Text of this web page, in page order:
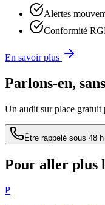
Alertes
Conformité
En savoir plus
Parlons-en,
Un audit sur place gratuit
Être rappelé sous 48 h
Pour aller plus
P